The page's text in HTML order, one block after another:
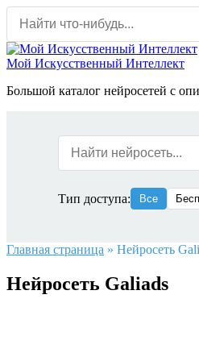
Перейти
содержанию
Мой Искусственный Интеллект
Большой каталог нейросетей с
Тип доступа: Все
Главная страница » Нейросеть
Нейросеть Galiads